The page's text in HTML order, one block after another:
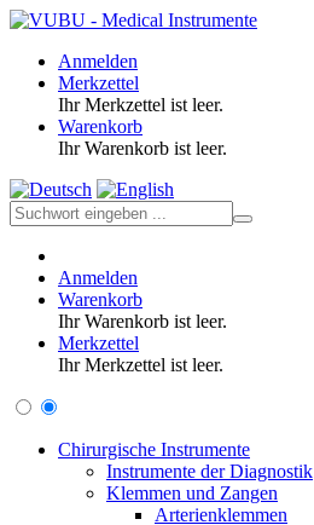
Anmelden
Merkzettel
Ihr Merkzettel ist leer.
Warenkorb
Ihr Warenkorb ist leer.
Anmelden
Warenkorb
Ihr Warenkorb ist leer.
Merkzettel
Ihr Merkzettel ist leer.
Chirurgische Instrumente
Instrumente der Diagnostik
Klemmen und Zangen
Arterienklemmen